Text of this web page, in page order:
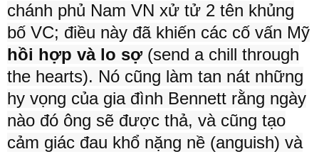
chánh phủ Nam VN xử tử 2 tên khủng
bố VC; điều này đã khiến các cố vấn Mỹ
hồi hợp và lo sợ (send a chill through
the hearts). Nó cũng làm tan nát những
hy vọng của gia đình Bennett rằng ngày
nào đó ông sẽ được thả, và cũng tạo
cảm giác đau khổ nặng nề (anguish) và